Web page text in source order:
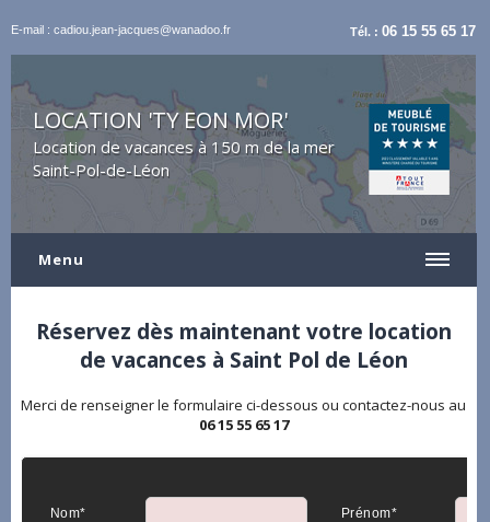
E-mail : cadiou.jean-jacques@wanadoo.fr Tél. :06 15 55 65 17
LOCATION 'TY EON MOR'
Location de vacances à 150 m de la mer
Saint-Pol-de-Léon
Menu
Réservez dès maintenant votre location
de vacances à Saint Pol de Léon
Merci de renseigner le formulaire ci-dessous ou contactez-nous au
06 15 55 65 17
Nom* Prénom*